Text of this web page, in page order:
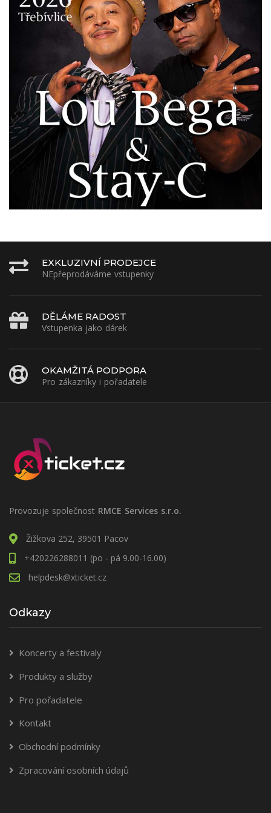
EXKLUZIVNÍ PRODEJCE
NEpřeprodáváme vstupenky
DĚLÁME RADOST
Vstupenka jako dárek
OKAMŽITÁ PODPORA
Pro zákazníky i pořadatele
Provozuje společnost RMCE Services s.r.o.
Žižkova 252, 39501 Pacov
+420226288011 (po - pá 9.00-16.00)
helpdesk@xticket.cz
Odkazy
Koncerty a festivaly
Produkty a služby
Pro pořadatele
Kontakt
Obchodní podmínky
Zpracování osobních údajů